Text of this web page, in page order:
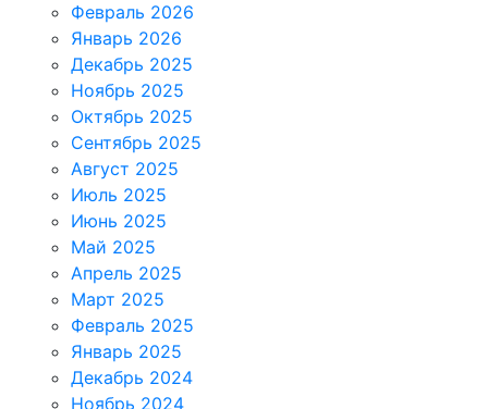
Февраль 2026
Январь 2026
Декабрь 2025
Ноябрь 2025
Октябрь 2025
Сентябрь 2025
Август 2025
Июль 2025
Июнь 2025
Май 2025
Апрель 2025
Март 2025
Февраль 2025
Январь 2025
Декабрь 2024
Ноябрь 2024